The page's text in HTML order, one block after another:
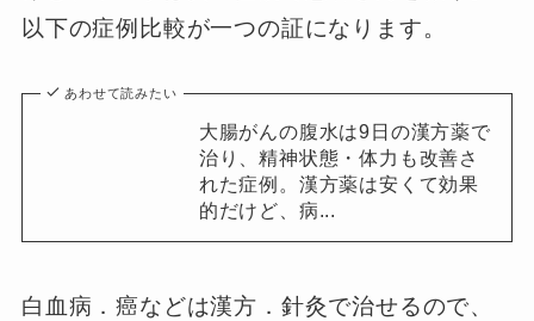
以下の症例比較が一つの証になります。
あわせて読みたい
大腸がんの腹水は9日の漢方薬で
治り、精神状態・体力も改善さ
れた症例。漢方薬は安くて効果
的だけど、病...
白血病．癌などは漢方．針灸で治せるので、